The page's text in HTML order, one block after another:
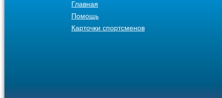
Главная
Помощь
Карточки спортсменов